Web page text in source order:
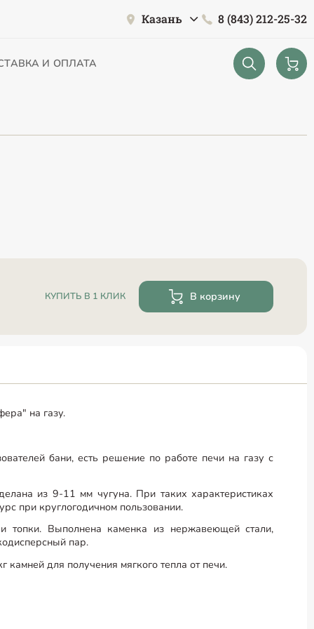
Казань 8 (843) 212-25-32
И ОПЛАТА
КУПИТЬ В 1 КЛИК В корзину
на газу.
бани, есть решение по работе печи на газу с
из 9-11 мм чугуна. При таких характеристиках
при круглогодичном пользовании.
топки. Выполнена каменка из нержавеющей стали,
пар.
для получения мягкого тепла от печи.